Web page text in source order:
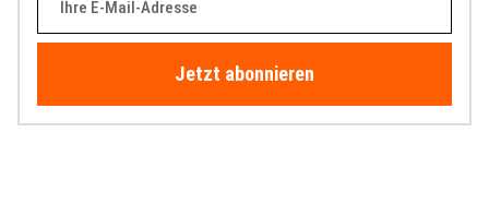
Jetzt abonnieren